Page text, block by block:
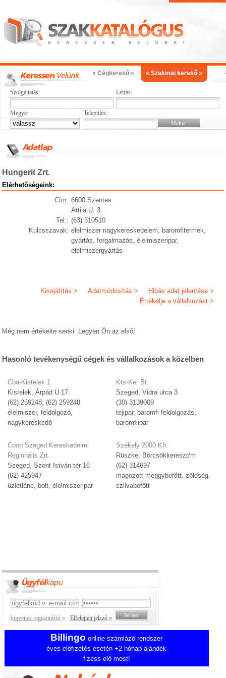
« Cégkereső » « Szakmai kereső »
Szolgáltatás: Leírás:
Megye: Település:
Hungerit Zrt.
Elérhetőségeink:
Cím: 6600 Szentes
Attila U. 3.
Tel.: (63) 510510
Kulcsszavak: élelmiszer nagykereskedelem, baromfitermék,
gyártás, forgalmazás, élelmiszeripar,
élelmiszergyártás
Hibás adat jelentése >
Adatmódosítás >
Kisajátítás >
Értékelje a vállalkozást >
Még nem értékelte senki. Legyen Ön az első!
Hasonló tevékenységű cégek és vállalkozások a közelben
Cba-Kistelek 1
Kistelek, Árpád U.17.
(62) 259248, (62) 259248
élelmiszer, feldolgozó,
nagykereskedő
Coop Szeged Kereskedelmi
Regionális Zrt.
Szeged, Szent István tér 16
(62) 425947
üzletlánc, bolt, élelmiszeripar
Kts-Ker Bt.
Szeged, Vidra utca 3.
(30) 3139009
tejipar, baromfi feldolgozás,
baromfiipar
Székely 2000 Kft.
Röszke, Börcsökkereszt/m
(62) 314697
magozott meggybefőtt, zöldség,
szilvabefőtt
Ingyenes regisztráció » Elfelejtett jelszó »
Billingo online számlázó rendszer
éves előfizetés esetén +2 hónap ajándék
fizess elő most!